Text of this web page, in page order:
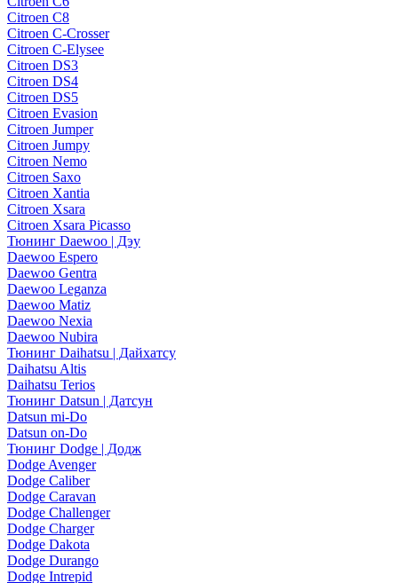
Citroen C8
Citroen C-Crosser
Citroen C-Elysee
Citroen DS3
Citroen DS4
Citroen DS5
Citroen Evasion
Citroen Jumper
Citroen Jumpy
Citroen Nemo
Citroen Saxo
Citroen Xantia
Citroen Xsara
Citroen Xsara Picasso
Тюнинг Daewoo | Дэу
Daewoo Espero
Daewoo Gentra
Daewoo Leganza
Daewoo Matiz
Daewoo Nexia
Daewoo Nubira
Тюнинг Daihatsu | Дайхатсу
Daihatsu Altis
Daihatsu Terios
Тюнинг Datsun | Датсун
Datsun mi-Do
Datsun on-Do
Тюнинг Dodge | Додж
Dodge Avenger
Dodge Caliber
Dodge Caravan
Dodge Challenger
Dodge Charger
Dodge Dakota
Dodge Durango
Dodge Intrepid